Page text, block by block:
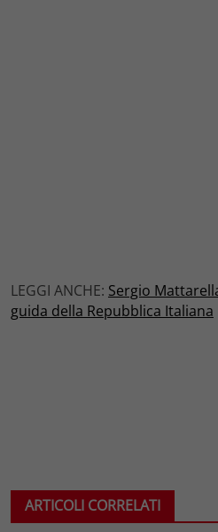
LEGGI ANCHE: Sergio
guida della Repubblica Italiana
ARTICOLI CORRELATI